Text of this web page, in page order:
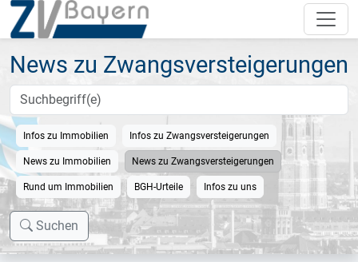
News zu Zwangsversteigerungen
Infos zu Immobilien Infos zu Zwangsversteigerungen
News zu Immobilien News zu Zwangsversteigerungen
Rund um Immobilien BGH-Urteile Infos zu uns
Suchen